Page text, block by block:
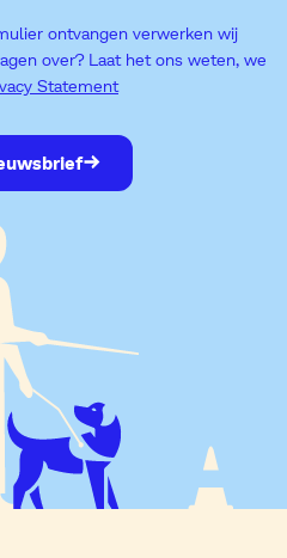
ontvangen verwerken wij
over? Laat het ons weten, we
Statement